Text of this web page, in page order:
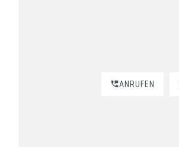
ANRUFEN